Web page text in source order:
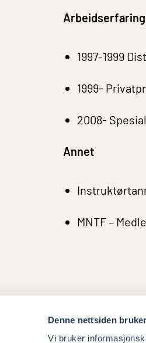
Denne nettsiden
Vi bruker
Arbeidserfaring
1997-1999
1999-
2008-
Annet
MNTF –